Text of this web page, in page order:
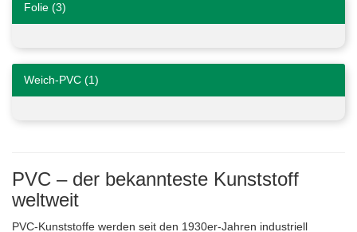
Folie (3)
Weich-PVC (1)
PVC – der bekannteste Kunststoff
weltweit
PVC-Kunststoffe werden seit den 1930er-Jahren industriell